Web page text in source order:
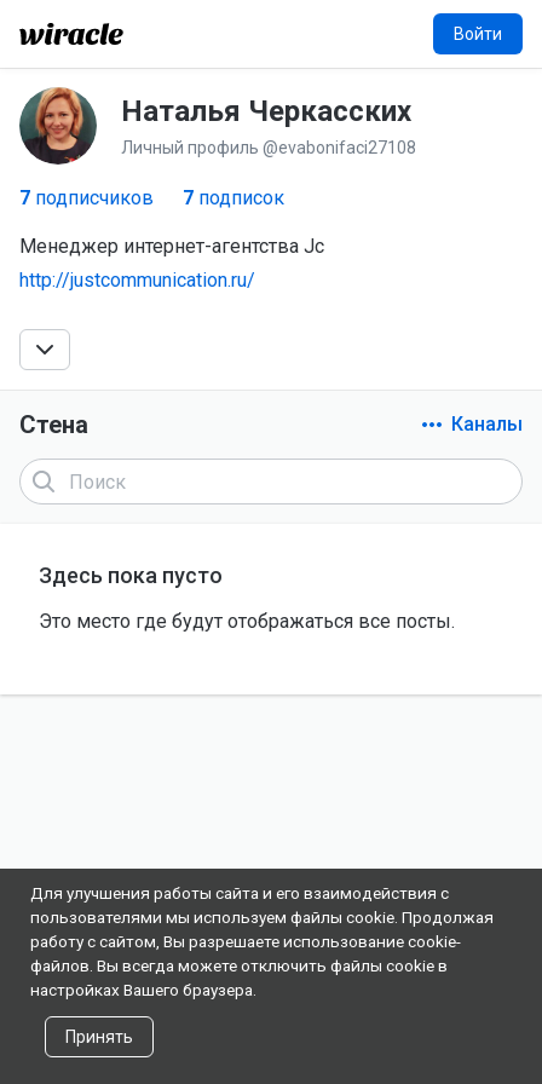
Войти
НЧ Наталья Черкасских
Личный профиль @evabonifaci27108
7 подписчиков 7 подписок
Менеджер интернет-агентства Jc
http://justcommunication.ru/
Стена Каналы
Здесь пока пусто
Это место где будут отображаться все посты.
Для улучшения работы сайта и его взаимодействия с
пользователями мы используем файлы cookie. Продолжая
работу с сайтом, Вы разрешаете использование cookie-
файлов. Вы всегда можете отключить файлы cookie в
настройках Вашего браузера.
Принять